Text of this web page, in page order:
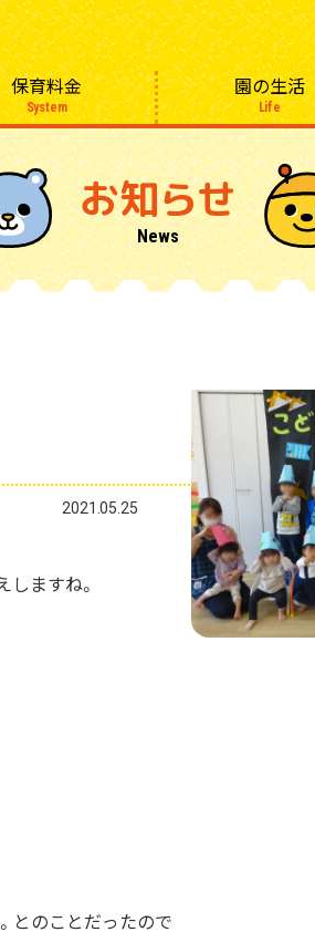
保育料金
System
園の生活
Life
お知らせ
News
2021.05.25
ますね。
とのことだったので